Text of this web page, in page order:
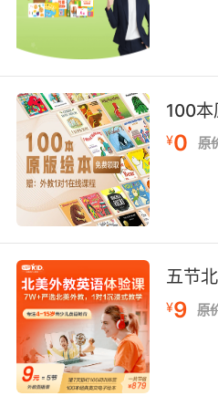
有一个叫金发姑娘的小女
她是个非常不错的小女孩，
除了有时候会忘记做妈妈
她确实会忘记！
对经典故事的重新演绎
这个版本中，请注意金
的好奇心下一步步走进
的……麦克林托克刻画的
到，这也很可能发生在一
吉姆·艾尔斯沃斯温暖的
述，与芭芭拉·麦克林托
合，让年纪最小的听众
厌。
100本
¥0 原
五节
¥9 原